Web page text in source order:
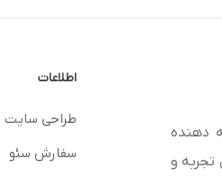
دهنده
و
اطلاعات
طراحی سایت
سفارش سئو